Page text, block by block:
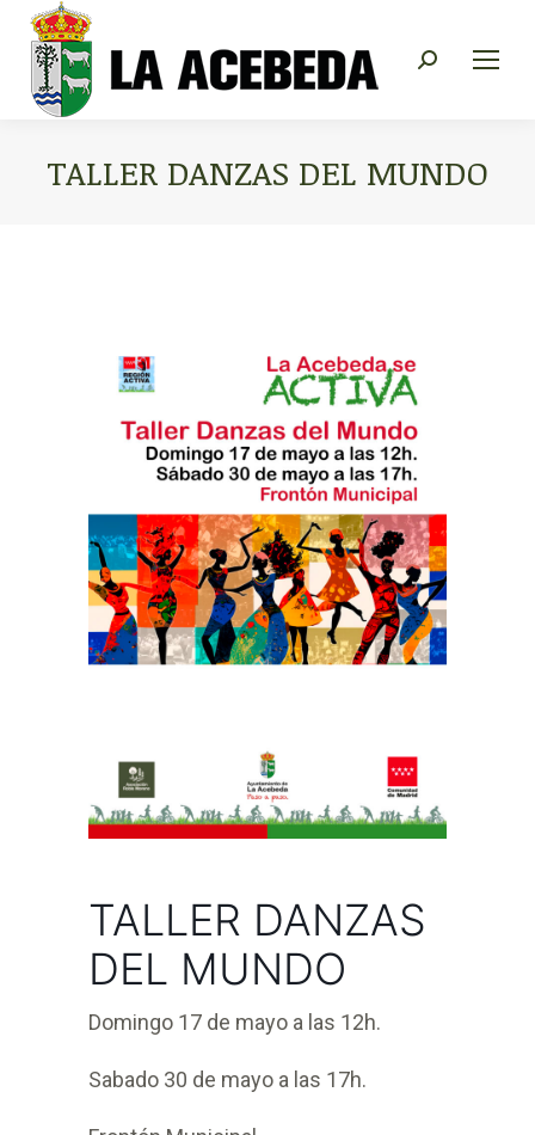
Buscar:
TALLER DANZAS DEL MUNDO
TALLER DANZAS
DEL MUNDO
Domingo 17 de mayo a las 12h.
Sabado 30 de mayo a las 17h.